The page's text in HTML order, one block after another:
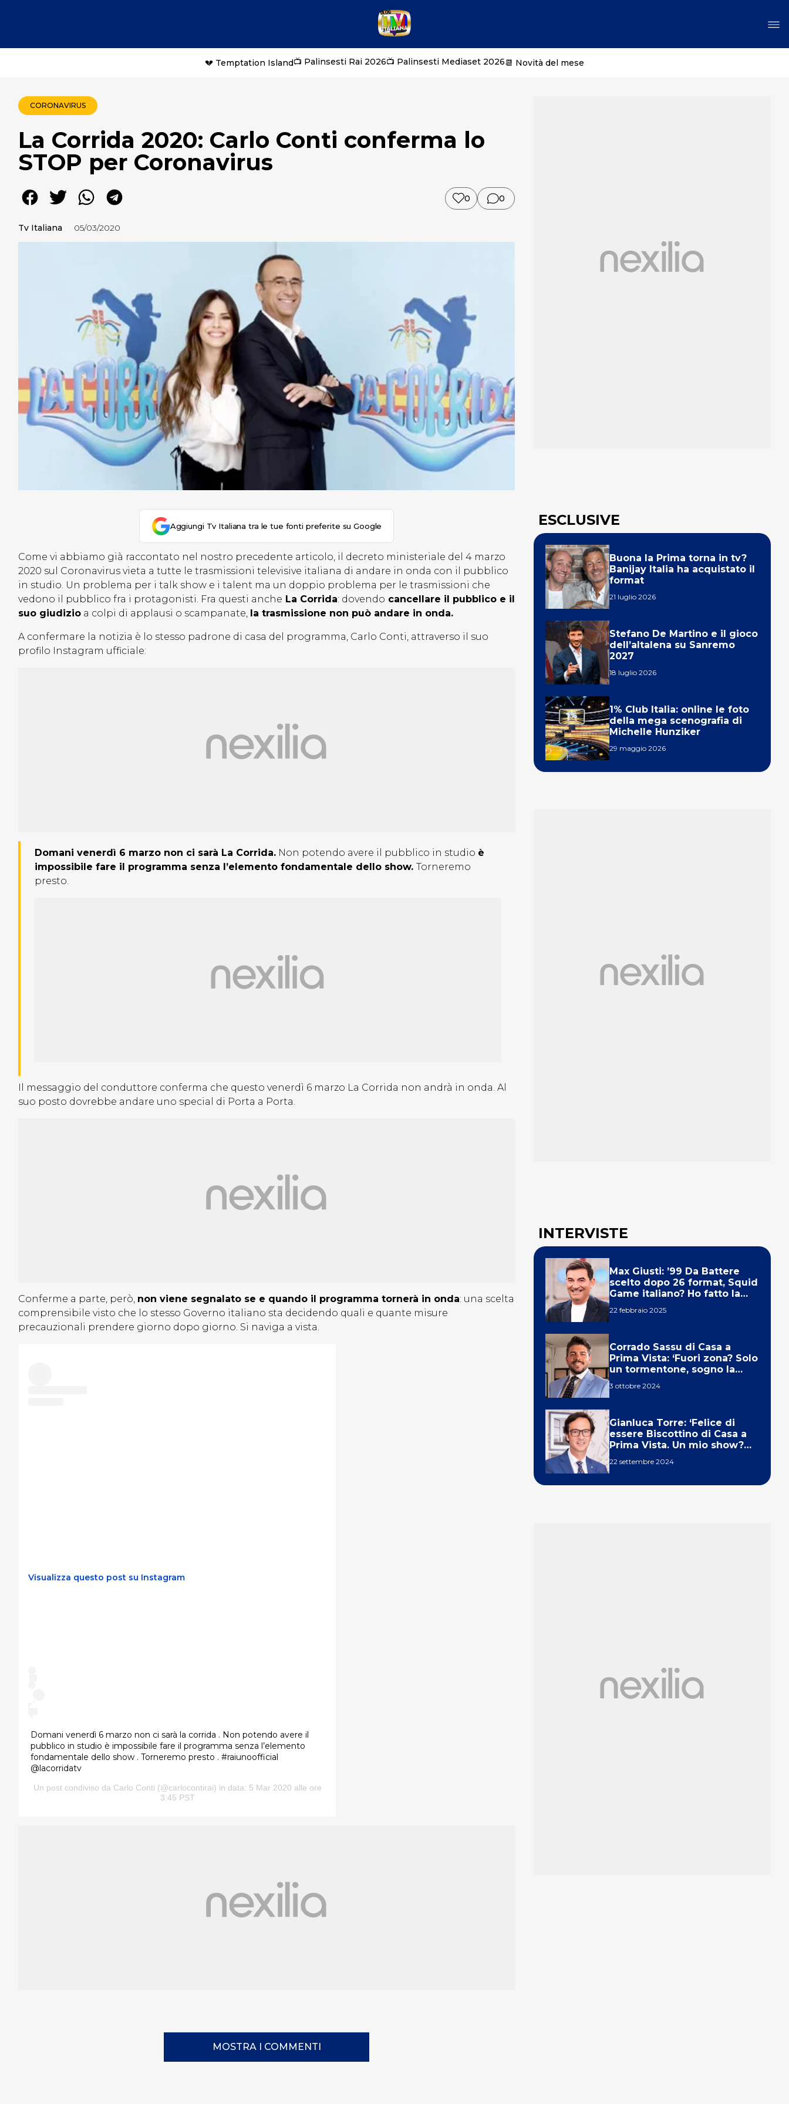
💔 Temptation Island📺 Palinsesti Rai 2026📺 Palinsesti Mediaset 2026📆 Novità del mese
CORONAVIRUS
La Corrida 2020: Carlo Conti conferma lo
STOP per Coronavirus
0 0
Tv Italiana 05/03/2020
Aggiungi Tv Italiana tra le tue fonti preferite su Google
Come vi abbiamo già raccontato nel nostro precedente articolo, il decreto ministeriale del 4 marzo
2020 sul Coronavirus vieta a tutte le trasmissioni televisive italiana di andare in onda con il pubblico
in studio. Un problema per i talk show e i talent ma un doppio problema per le trasmissioni che
vedono il pubblico fra i protagonisti. Fra questi anche La Corrida: dovendo cancellare il pubblico e il
suo giudizio a colpi di applausi o scampanate, la trasmissione non può andare in onda.
A confermare la notizia è lo stesso padrone di casa del programma, Carlo Conti, attraverso il suo
profilo Instagram ufficiale:
Domani venerdì 6 marzo non ci sarà La Corrida. Non potendo avere il pubblico in studio è
impossibile fare il programma senza l’elemento fondamentale dello show. Torneremo
presto.
Il messaggio del conduttore conferma che questo venerdì 6 marzo La Corrida non andrà in onda. Al
suo posto dovrebbe andare uno special di Porta a Porta.
Conferme a parte, però, non viene segnalato se e quando il programma tornerà in onda: una scelta
comprensibile visto che lo stesso Governo italiano sta decidendo quali e quante misure
precauzionali prendere giorno dopo giorno. Si naviga a vista.
Visualizza questo post su Instagram
Domani venerdì 6 marzo non ci sarà la corrida . Non potendo avere il
pubblico in studio è impossibile fare il programma senza l’elemento
fondamentale dello show . Torneremo presto . #raiunoofficial
@lacorridatv
Un post condiviso da Carlo Conti (@carlocontirai) in data: 5 Mar 2020 alle ore
3:45 PST
MOSTRA I COMMENTI
ESCLUSIVE
Buona la Prima torna in tv?
Banijay Italia ha acquistato il
format
21 luglio 2026
Stefano De Martino e il gioco
dell’altalena su Sanremo
2027
18 luglio 2026
1% Club Italia: online le foto
della mega scenografia di
Michelle Hunziker
29 maggio 2026
INTERVISTE
Max Giusti: ’99 Da Battere
scelto dopo 26 format, Squid
Game italiano? Ho fatto la
22 febbraio 2025
Corrado Sassu di Casa a
Prima Vista: ‘Fuori zona? Solo
un tormentone, sogno la
3 ottobre 2024
Gianluca Torre: ‘Felice di
essere Biscottino di Casa a
Prima Vista. Un mio show?
22 settembre 2024